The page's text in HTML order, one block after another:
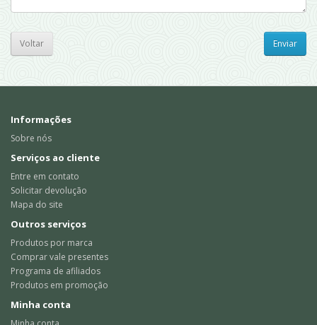
Voltar
Informações
Sobre nós
Serviços ao cliente
Entre em contato
Solicitar devolução
Mapa do site
Outros serviços
Produtos por marca
Comprar vale presentes
Programa de afiliados
Produtos em promoção
Minha conta